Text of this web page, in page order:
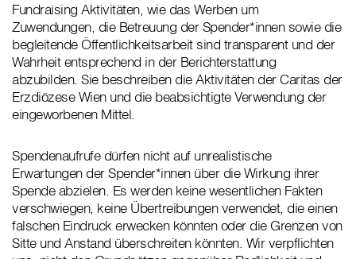
Fundraising Aktivitäten, wie das Werben um
Zuwendungen, die Betreuung der Spender*innen sowie die
begleitende Öffentlichkeitsarbeit sind transparent und der
Wahrheit entsprechend in der Berichterstattung
abzubilden. Sie beschreiben die Aktivitäten der Caritas der
Erzdiözese Wien und die beabsichtigte Verwendung der
eingeworbenen Mittel.
Spendenaufrufe dürfen nicht auf unrealistische
Erwartungen der Spender*innen über die Wirkung ihrer
Spende abzielen. Es werden keine wesentlichen Fakten
verschwiegen, keine Übertreibungen verwendet, die einen
falschen Eindruck erwecken könnten oder die Grenzen von
Sitte und Anstand überschreiten könnten. Wir verpflichten